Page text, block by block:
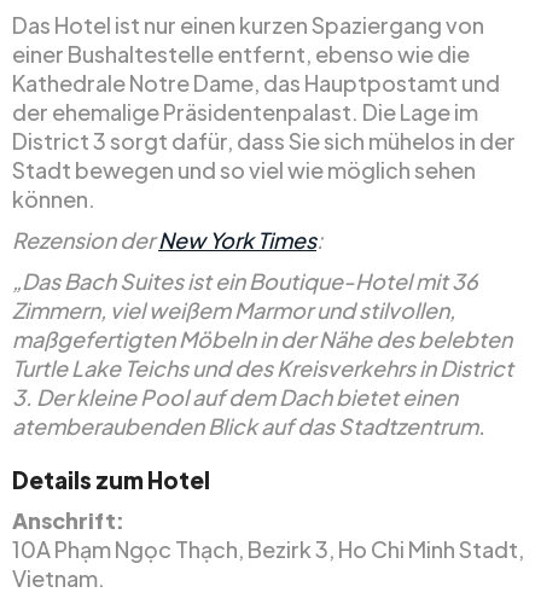
Das Hotel ist nur einen kurzen Spaziergang von
einer Bushaltestelle entfernt, ebenso wie die
Kathedrale Notre Dame, das Hauptpostamt und
der ehemalige Präsidentenpalast. Die Lage im
District 3 sorgt dafür, dass Sie sich mühelos in der
Stadt bewegen und so viel wie möglich sehen
können.
Rezension derNew York Times:
„Das Bach Suites ist ein Boutique-Hotel mit 36
Zimmern, viel weißem Marmor und stilvollen,
maßgefertigten Möbeln in der Nähe des belebten
Turtle Lake Teichs und des Kreisverkehrs in District
3. Der kleine Pool auf dem Dach bietet einen
atemberaubenden Blick auf das Stadtzentrum.
Details zum Hotel
Anschrift:
10A Phạm Ngọc Thạch, Bezirk 3, Ho Chi Minh Stadt,
Vietnam.